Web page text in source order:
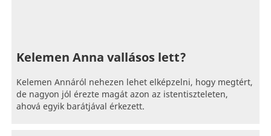
Kelemen Anna vallásos lett?
Kelemen Annáról nehezen lehet elképzelni, hogy megtért,
de nagyon jól érezte magát azon az istentiszteleten,
ahová egyik barátjával érkezett.